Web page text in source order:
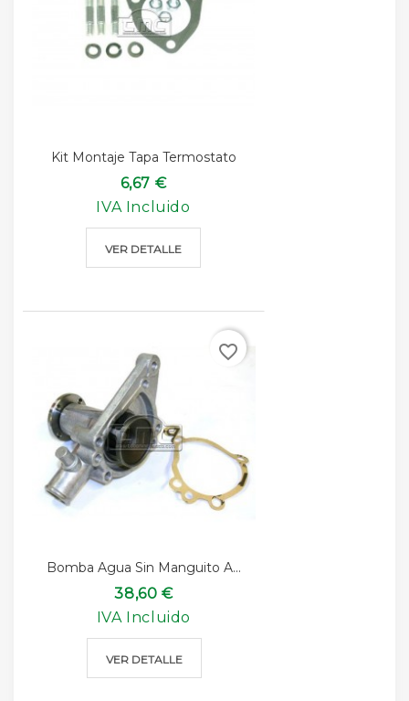
Kit Montaje Tapa Termostato
6,67 €
IVA Incluido
VER DETALLE
Bomba Agua Sin Manguito A...
38,60 €
IVA Incluido
VER DETALLE
favorite_border